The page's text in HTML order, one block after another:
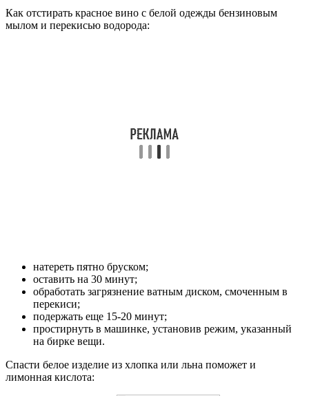
Как отстирать красное вино с белой одежды бензиновым
мылом и перекисью водорода:
натереть пятно бруском;
оставить на 30 минут;
обработать загрязнение ватным диском, смоченным в
перекиси;
подержать еще 15-20 минут;
простирнуть в машинке, установив режим, указанный
на бирке вещи.
Спасти белое изделие из хлопка или льна поможет и
лимонная кислота: